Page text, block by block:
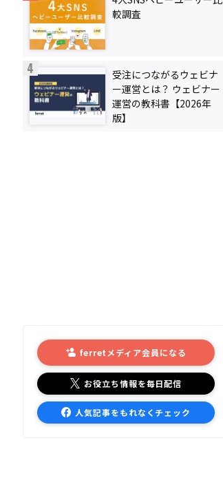
較調査
受注につながるウェビナ
ー運営とは？ ウェビナー
運営の教科書【2026年
版】
ferretメディア会員になる
お役立ち情報を毎日配信
人気記事をもれなくチェック